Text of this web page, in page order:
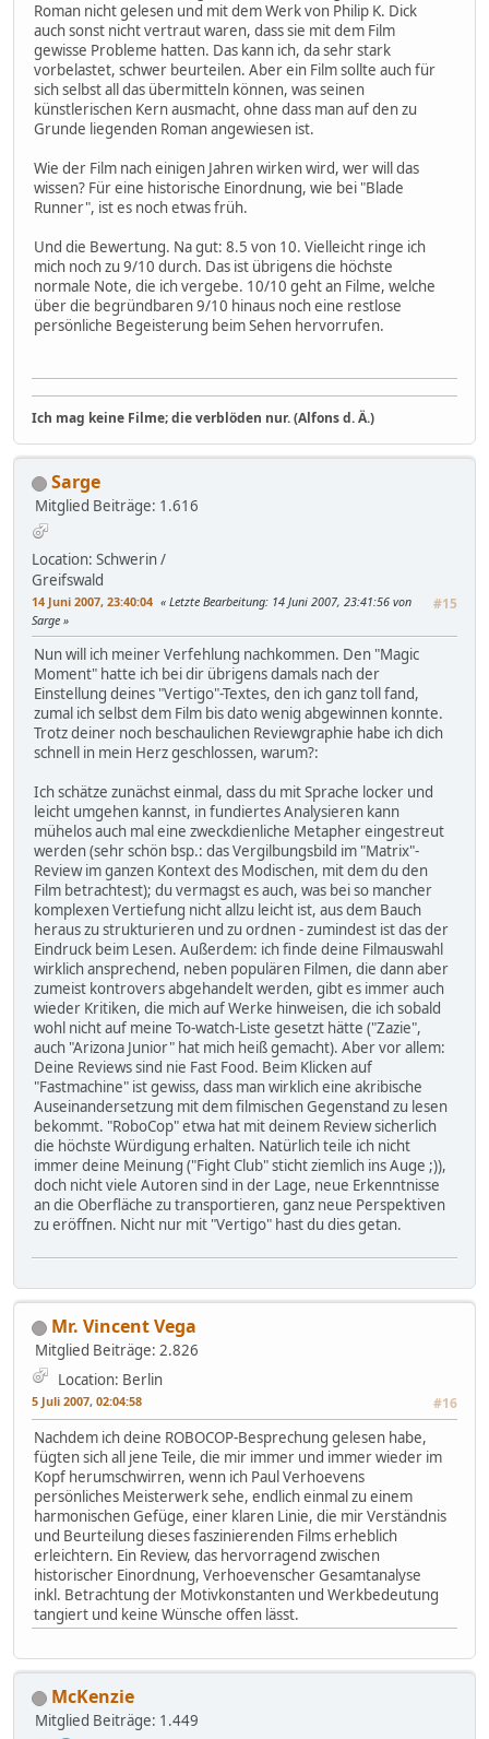
Roman nicht gelesen und mit dem Werk von Philip K. Dick
auch sonst nicht vertraut waren, dass sie mit dem Film
gewisse Probleme hatten. Das kann ich, da sehr stark
vorbelastet, schwer beurteilen. Aber ein Film sollte auch für
sich selbst all das übermitteln können, was seinen
künstlerischen Kern ausmacht, ohne dass man auf den zu
Grunde liegenden Roman angewiesen ist.
Wie der Film nach einigen Jahren wirken wird, wer will das
wissen? Für eine historische Einordnung, wie bei "Blade
Runner", ist es noch etwas früh.
Und die Bewertung. Na gut: 8.5 von 10. Vielleicht ringe ich
mich noch zu 9/10 durch. Das ist übrigens die höchste
normale Note, die ich vergebe. 10/10 geht an Filme, welche
über die begründbaren 9/10 hinaus noch eine restlose
persönliche Begeisterung beim Sehen hervorrufen.
Ich mag keine Filme; die verblöden nur. (Alfons d. Ä.)
Sarge
Mitglied Beiträge: 1.616
Location: Schwerin /
Greifswald
14 Juni 2007, 23:40:04 #15
Letzte Bearbeitung: 14 Juni 2007, 23:41:56 von
Sarge
Nun will ich meiner Verfehlung nachkommen. Den "Magic
Moment" hatte ich bei dir übrigens damals nach der
Einstellung deines "Vertigo"-Textes, den ich ganz toll fand,
zumal ich selbst dem Film bis dato wenig abgewinnen konnte.
Trotz deiner noch beschaulichen Reviewgraphie habe ich dich
schnell in mein Herz geschlossen, warum?:
Ich schätze zunächst einmal, dass du mit Sprache locker und
leicht umgehen kannst, in fundiertes Analysieren kann
mühelos auch mal eine zweckdienliche Metapher eingestreut
werden (sehr schön bsp.: das Vergilbungsbild im "Matrix"-
Review im ganzen Kontext des Modischen, mit dem du den
Film betrachtest); du vermagst es auch, was bei so mancher
komplexen Vertiefung nicht allzu leicht ist, aus dem Bauch
heraus zu strukturieren und zu ordnen - zumindest ist das der
Eindruck beim Lesen. Außerdem: ich finde deine Filmauswahl
wirklich ansprechend, neben populären Filmen, die dann aber
zumeist kontrovers abgehandelt werden, gibt es immer auch
wieder Kritiken, die mich auf Werke hinweisen, die ich sobald
wohl nicht auf meine To-watch-Liste gesetzt hätte ("Zazie",
auch "Arizona Junior" hat mich heiß gemacht). Aber vor allem:
Deine Reviews sind nie Fast Food. Beim Klicken auf
"Fastmachine" ist gewiss, dass man wirklich eine akribische
Auseinandersetzung mit dem filmischen Gegenstand zu lesen
bekommt. "RoboCop" etwa hat mit deinem Review sicherlich
die höchste Würdigung erhalten. Natürlich teile ich nicht
immer deine Meinung ("Fight Club" sticht ziemlich ins Auge ;)),
doch nicht viele Autoren sind in der Lage, neue Erkenntnisse
an die Oberfläche zu transportieren, ganz neue Perspektiven
zu eröffnen. Nicht nur mit "Vertigo" hast du dies getan.
Mr. Vincent Vega
Mitglied Beiträge: 2.826
Location: Berlin
5 Juli 2007, 02:04:58 #16
Nachdem ich deine ROBOCOP-Besprechung gelesen habe,
fügten sich all jene Teile, die mir immer und immer wieder im
Kopf herumschwirren, wenn ich Paul Verhoevens
persönliches Meisterwerk sehe, endlich einmal zu einem
harmonischen Gefüge, einer klaren Linie, die mir Verständnis
und Beurteilung dieses faszinierenden Films erheblich
erleichtern. Ein Review, das hervorragend zwischen
historischer Einordnung, Verhoevenscher Gesamtanalyse
inkl. Betrachtung der Motivkonstanten und Werkbedeutung
tangiert und keine Wünsche offen lässt.
McKenzie
Mitglied Beiträge: 1.449